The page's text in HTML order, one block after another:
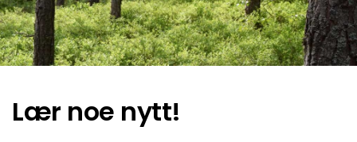
Lær noe nytt!